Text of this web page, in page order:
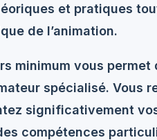
et pratiques
de l’animation.
minimum vous permet
spécialisé. Vous
significativement
compétences